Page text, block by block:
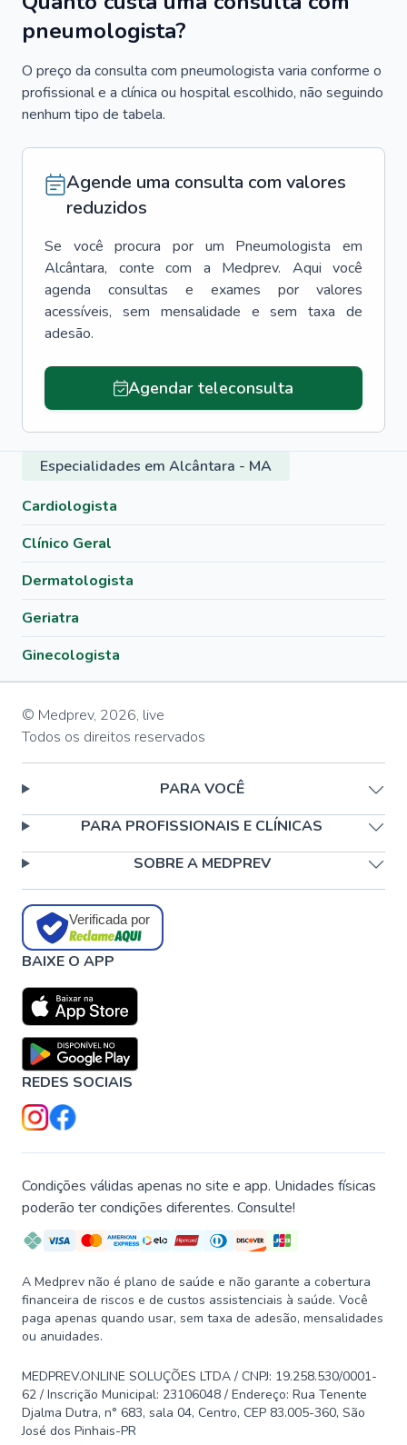
pneumologista?
O preço da consulta com pneumologista varia conforme o
profissional e a clínica ou hospital escolhido, não seguindo
nenhum tipo de tabela.
Agende uma consulta com valores
reduzidos
Se você procura por um Pneumologista
em
Alcântara, conte com a Medprev. Aqui você
agenda consultas e exames por valores
acessíveis, sem mensalidade e sem taxa de
adesão.
Agendar teleconsulta
Especialidades em Alcântara - MA
Cardiologista
Clínico Geral
Dermatologista
Geriatra
Ginecologista
© Medprev, 2026, live
Todos os direitos reservados
PARA VOCÊ
PARA PROFISSIONAIS E CLÍNICAS
SOBRE A MEDPREV
Verificada por
BAIXE O APP
REDES SOCIAIS
Condições válidas apenas no site e app. Unidades físicas
poderão ter condições diferentes. Consulte!
A Medprev não é plano de saúde e não garante a cobertura
financeira de riscos e de custos assistenciais à saúde. Você
paga apenas quando usar, sem taxa de adesão, mensalidades
ou anuidades.
MEDPREV.ONLINE SOLUÇÕES LTDA / CNPJ: 19.258.530/0001-
62 / Inscrição Municipal: 23106048 / Endereço: Rua Tenente
Djalma Dutra, n° 683, sala 04, Centro, CEP 83.005-360, São
José dos Pinhais-PR